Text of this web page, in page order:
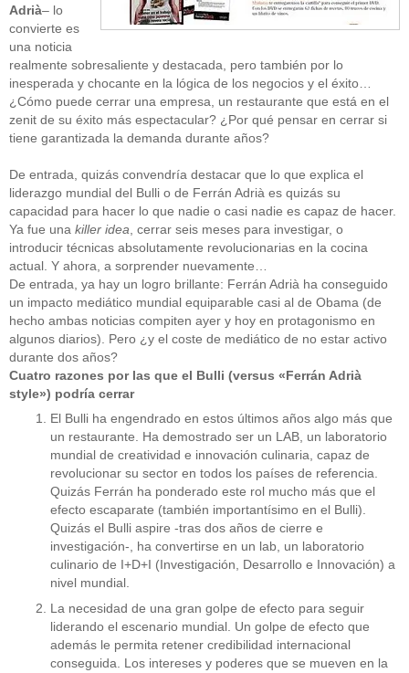
Adrià– lo
convierte es
una noticia
realmente sobresaliente y destacada, pero también por lo
inesperada y chocante en la lógica de los negocios y el éxito…
¿Cómo puede cerrar una empresa, un restaurante que está en el
zenit de su éxito más espectacular? ¿Por qué pensar en cerrar si
tiene garantizada la demanda durante años?
De entrada, quizás convendría destacar que lo que explica el
liderazgo mundial del Bulli o de Ferrán Adrià es quizás su
capacidad para hacer lo que nadie o casi nadie es capaz de hacer.
Ya fue una killer idea , cerrar seis meses para investigar, o
introducir técnicas absolutamente revolucionarias en la cocina
actual. Y ahora, a sorprender nuevamente…
De entrada, ya hay un logro brillante: Ferrán Adrià ha conseguido
un impacto mediático mundial equiparable casi al de Obama (de
hecho ambas noticias compiten ayer y hoy en protagonismo en
algunos diarios). Pero ¿y el coste de mediático de no estar activo
durante dos años?
Cuatro razones por las que el Bulli (versus «Ferrán Adrià
style») podría cerrar
El Bulli ha engendrado en estos últimos años algo más que
un restaurante. Ha demostrado ser un LAB, un laboratorio
mundial de creatividad e innovación culinaria, capaz de
revolucionar su sector en todos los países de referencia.
Quizás Ferrán ha ponderado este rol mucho más que el
efecto escaparate (también importantísimo en el Bulli).
Quizás el Bulli aspire -tras dos años de cierre e
investigación-, ha convertirse en un lab, un laboratorio
culinario de I+D+I (Investigación, Desarrollo e Innovación) a
nivel mundial.
La necesidad de una gran golpe de efecto para seguir
liderando el escenario mundial. Un golpe de efecto que
además le permita retener credibilidad internacional
conseguida. Los intereses y poderes que se mueven en la